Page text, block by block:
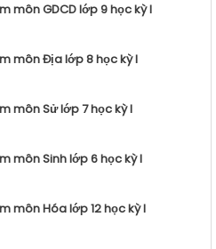
môn GDCD lớp 9 học kỳ I
môn Địa lớp 8 học kỳ I
môn Sử lớp 7 học kỳ I
môn Sinh lớp 6 học kỳ I
môn Hóa lớp 12 học kỳ I